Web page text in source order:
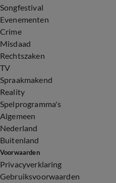
Songfestival
Evenementen
Crime
Misdaad
Rechtszaken
TV
Spraakmakend
Reality
Spelprogramma's
Algemeen
Nederland
Buitenland
Voorwaarden
Privacyverklaring
Gebruiksvoorwaarden